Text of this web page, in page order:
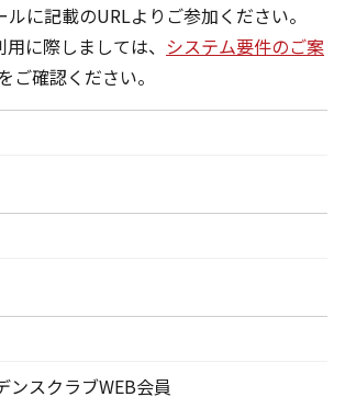
ルに記載のURLよりご参加ください。
に際しましては、 システム要件のご案
ご確認ください。
ンスクラブWEB会員